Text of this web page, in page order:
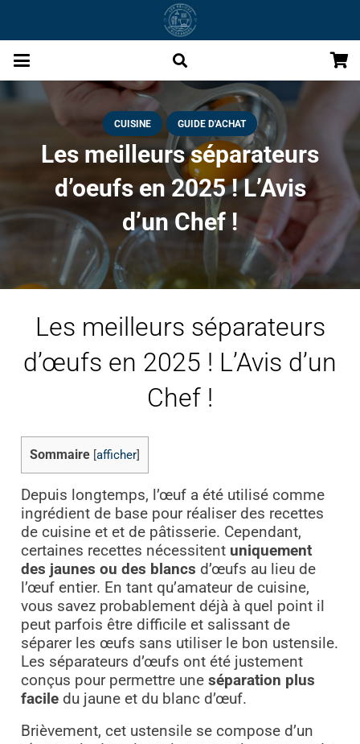
CUISINE GUIDE D'ACHAT
Les meilleurs séparateurs
d’oeufs en 2025 ! L’Avis
d’un Chef !
Les meilleurs séparateurs
d’œufs en 2025 ! L’Avis d’un
Chef !
Sommaire afficher]
Depuis longtemps, l’œuf a été utilisé comme
ingrédient de base pour réaliser des recettes
de cuisine et et de pâtisserie. Cependant,
certaines recettes nécessitent uniquement
des jaunes ou des blancs d’œufs au lieu de
l’œuf entier. En tant qu’amateur de cuisine,
vous savez probablement déjà à quel point il
peut parfois être difficile et salissant de
séparer les œufs sans utiliser le bon ustensile.
Les séparateurs d’œufs ont été justement
conçus pour permettre une séparation plus
faciledu jaune et du blanc d’œuf.
Brièvement, cet ustensile se compose d’un